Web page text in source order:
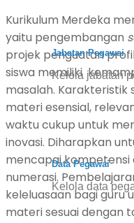
Jabatan Pegawai
Kelola jabatan
Data Pegawai
Kelola data
Kurikulum Merdeka
yaitu pengembangan
projek penguatan
siswa memiliki
masalah. Karakteristik
materi esensial,
waktu cukup untuk
inovasi. Diharapkan
mencapai kompetensi
numerasi.
keleluasaan bagi guru
materi sesuai dengan